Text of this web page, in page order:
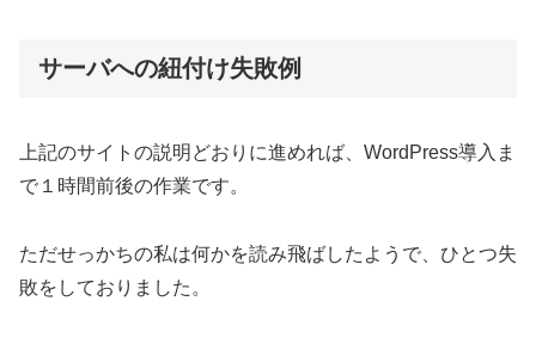
サーバへの紐付け失敗例
上記のサイトの説明どおりに進めれば、WordPress導入ま
で１時間前後の作業です。
ただせっかちの私は何かを読み飛ばしたようで、ひとつ失
敗をしておりました。